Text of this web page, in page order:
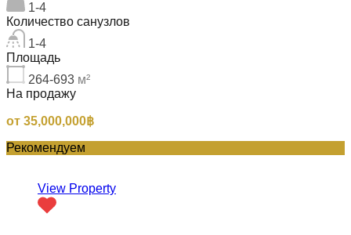
1-4
Количество санузлов
1-4
Площадь
264-693 м²
На продажу
от 35,000,000฿
Рекомендуем
View Property